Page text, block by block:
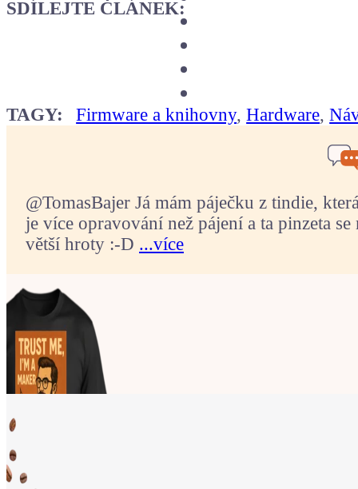
SDÍLEJTE ČLÁNEK:
TAGY: Firmware a knihovny,Hardware,
@TomasBajer Já mám páječku z tindie,
je více opravování než pájení a ta pinzeta
větší hroty :-D ...více